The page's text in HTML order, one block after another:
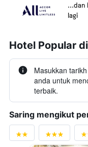
...dan
lagi
Hotel Popular
Masukkan
anda untuk
terbaik.
Saring mengikut